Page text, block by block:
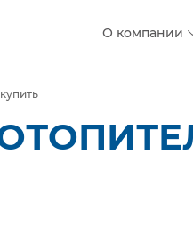
О компании